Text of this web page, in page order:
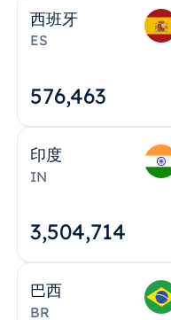
西班牙
ES
576,463
印度
IN
3,504,715
巴西
BR